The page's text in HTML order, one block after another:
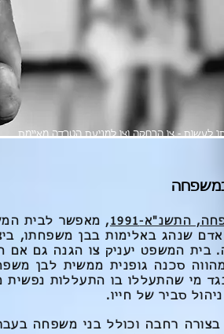
לעשות - צו הרחקה וצו למניעת הטרדה מאיימת
התשנ"א-1991
, מאפשר לבית
שנהג באלימות בבן משפחתו,
המשפט יעניק צו הגנה גם אם
סכנה גופנית ממשית לבן
מי שהתעללו בו התעללות
סביר של חייו.
רחבה וכולל בני משפחה